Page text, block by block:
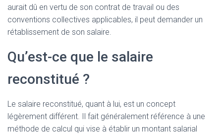
aurait dû en vertu de son contrat de travail ou des
conventions collectives applicables, il peut demander un
rétablissement de son salaire.
Qu’est-ce que le salaire
reconstitué ?
Le salaire reconstitué, quant à lui, est un concept
légèrement différent. Il fait généralement référence à une
méthode de calcul qui vise à établir un montant salarial